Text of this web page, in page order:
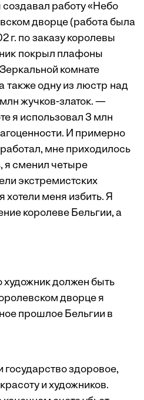
создавал работу «Небо
дворце (работа была
г. по заказу королевы
покрыл плафоны
комнате
также одну из люстр над
жучков-златок. —
я использовал 3 млн
И примерно
мне приходилось
я сменил четыре
экстремистских
хотели меня избить. Я
королеве Бельгии, а
художник должен быть
дворце я
прошлое Бельгии в
здоровое,
и художников.